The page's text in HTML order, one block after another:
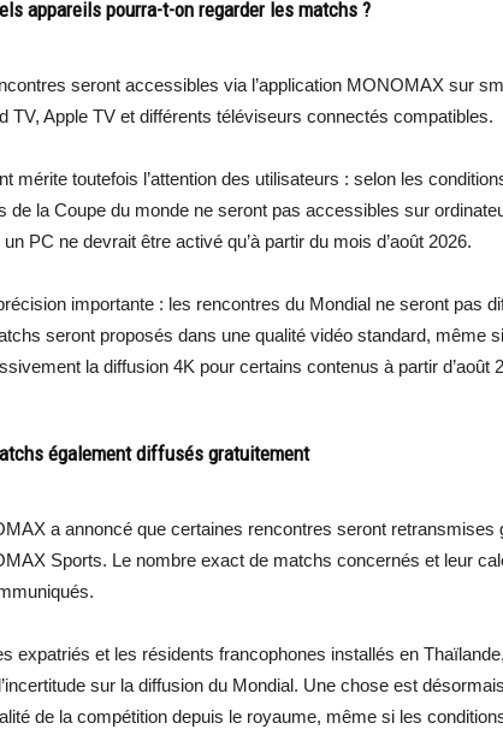
appareils pourra-t-on regarder les matchs ?
seront accessibles via l’application MONOMAX sur
TV, Apple TV et différents téléviseurs connectés compatibles.
mérite toutefois l’attention des utilisateurs : selon les
de la Coupe du monde ne seront pas accessibles sur
PC ne devrait être activé qu’à partir du mois d’août 2026.
importante : les rencontres du Mondial ne seront pas
seront proposés dans une qualité vidéo standard, même
la diffusion 4K pour certains contenus à partir d’août
également diffusés gratuitement
a annoncé que certaines rencontres seront retransmises
Sports. Le nombre exact de matchs concernés et leur
expatriés et les résidents francophones installés en
sur la diffusion du Mondial. Une chose est
de la compétition depuis le royaume, même si les